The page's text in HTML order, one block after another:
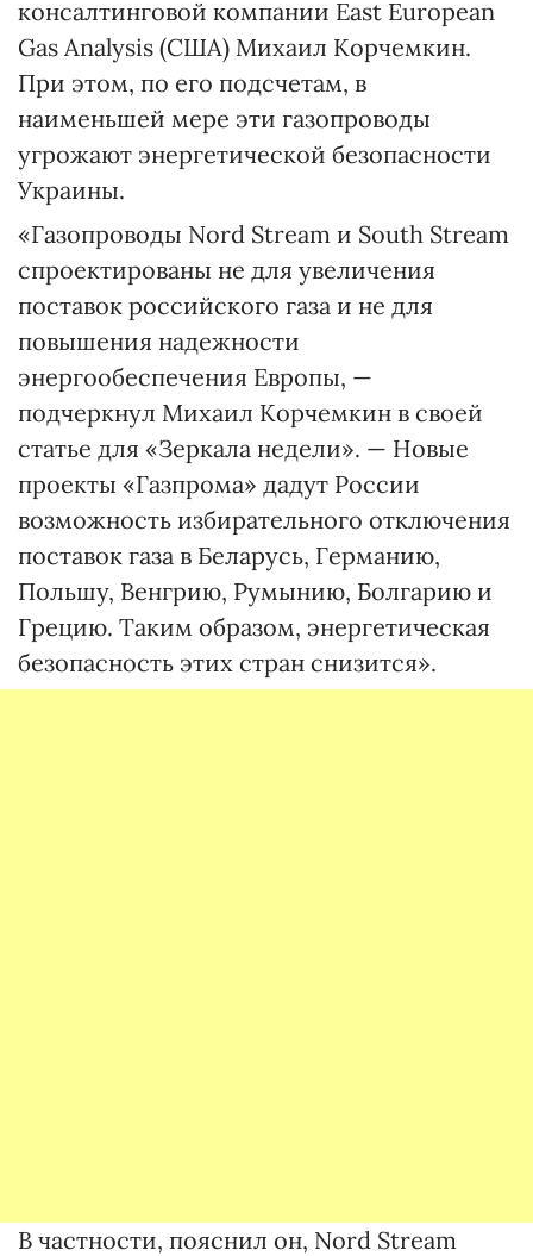
консалтинговой компании East European
Gas Analysis (США) Михаил Корчемкин.
При этом, по его подсчетам, в
наименьшей мере эти газопроводы
угрожают энергетической безопасности
Украины.
«Газопроводы Nord Stream и South Stream
спроектированы не для увеличения
поставок российского газа и не для
повышения надежности
энергообеспечения Европы, —
подчеркнул Михаил Корчемкин в своей
статье для «Зеркала недели». — Новые
проекты «Газпрома» дадут России
возможность избирательного отключения
поставок газа в Беларусь, Германию,
Польшу, Венгрию, Румынию, Болгарию и
Грецию. Таким образом, энергетическая
безопасность этих стран снизится».
В частности, пояснил он, Nord Stream